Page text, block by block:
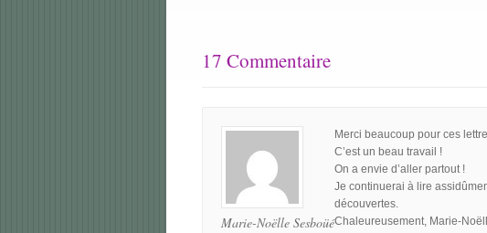
17 Commentaire
Marie-Noëlle Sesboüé
Merci beaucoup pour ces
C’est un beau travail !
On a envie d’aller partout !
Je continuerai à lire
découvertes.
Chaleureusement, Marie-